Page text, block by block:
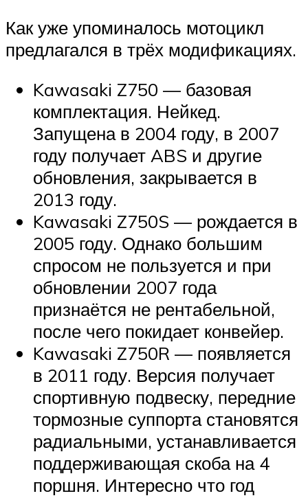
Как уже упоминалось мотоцикл
предлагался в трёх модификациях.
Kawasaki Z750 — базовая
комплектация. Нейкед.
Запущена в 2004 году, в 2007
году получает ABS и другие
обновления, закрывается в
2013 году.
Kawasaki Z750S — рождается в
2005 году. Однако большим
спросом не пользуется и при
обновлении 2007 года
признаётся не рентабельной,
после чего покидает конвейер.
Kawasaki Z750R — появляется
в 2011 году. Версия получает
спортивную подвеску, передние
тормозные суппорта становятся
радиальными, устанавливается
поддерживающая скоба на 4
поршня. Интересно что год